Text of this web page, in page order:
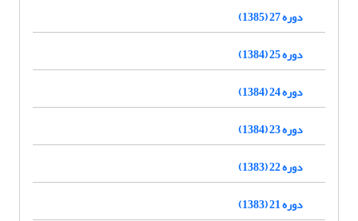
دوره 27 (1385)
دوره 25 (1384)
دوره 24 (1384)
دوره 23 (1384)
دوره 22 (1383)
دوره 21 (1383)